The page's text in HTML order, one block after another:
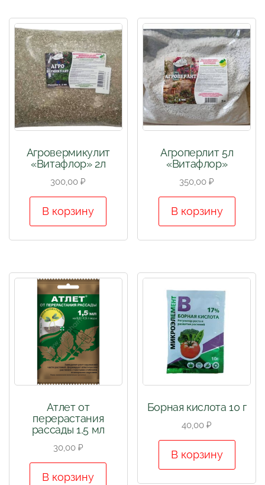
Агровермикулит
«Витафлор» 2л
300,00₽
В корзину
Агроперлит 5л
«Витафлор»
350,00₽
В корзину
Атлет от
перерастания
рассады 1,5 мл
30,00 ₽
В корзину
Борная кислота 10 г
40,00₽
В корзину